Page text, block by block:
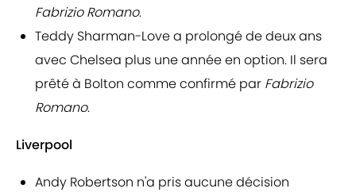
Fabrizio Romano.
Teddy Sharman-Love a prolongé de deux ans
avec Chelsea plus une année en option. Il sera
prêté à Bolton comme confirmé par Fabrizio
Romano.
Liverpool
Andy Robertson n'a pris aucune décision